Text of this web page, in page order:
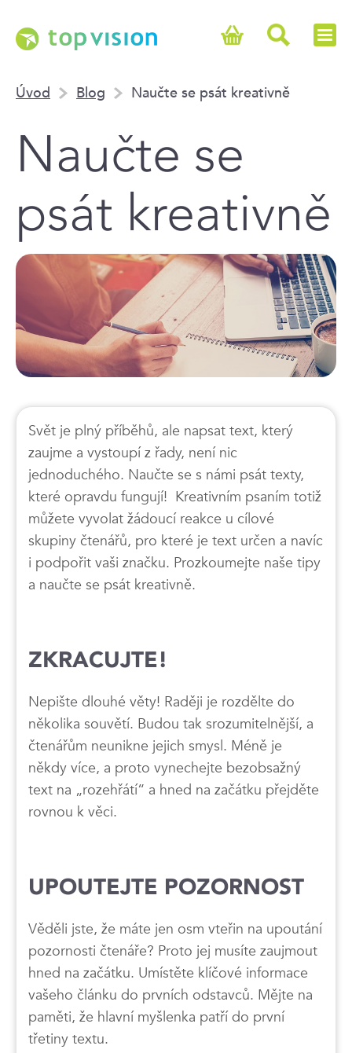
Úvod Blog Naučte se psát kreativně
Naučte se
psát kreativně
Svět je plný příběhů, ale napsat text, který
zaujme a vystoupí z řady, není nic
jednoduchého. Naučte se s námi psát texty,
které opravdu fungují! Kreativním psaním totiž
můžete vyvolat žádoucí reakce u cílové
skupiny čtenářů, pro které je text určen a navíc
i podpořit vaši značku. Prozkoumejte naše tipy
a naučte se psát kreativně.
ZKRACUJTE!
Nepište dlouhé věty! Raději je rozdělte do
několika souvětí. Budou tak srozumitelnější, a
čtenářům neunikne jejich smysl. Méně je
někdy více, a proto vynechejte bezobsažný
text na „rozehřátí“ a hned na začátku přejděte
rovnou k věci.
UPOUTEJTE POZORNOST
Věděli jste, že máte jen osm vteřin na upoutání
pozornosti čtenáře? Proto jej musíte zaujmout
hned na začátku. Umístěte klíčové informace
vašeho článku do prvních odstavců. Mějte na
paměti, že hlavní myšlenka patří do první
třetiny textu.